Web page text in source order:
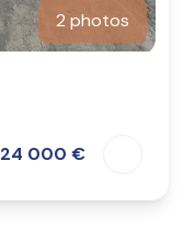
2 photos
24 000 €